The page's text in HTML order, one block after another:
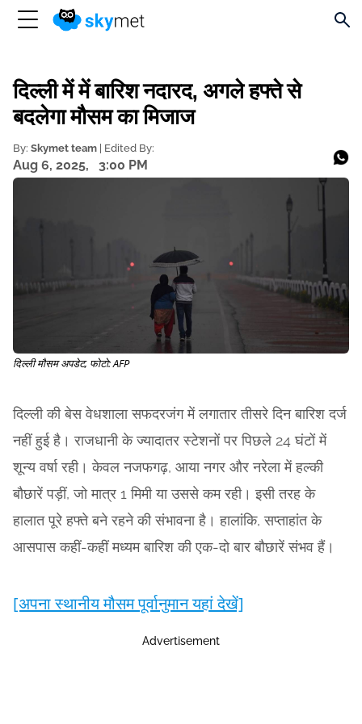
दिल्ली में में बारिश नदारद, अगले हफ्ते से
बदलेगा मौसम का मिजाज
By: Skymet team | Edited By:
Aug 6, 2025, 3:00 PM
दिल्ली मौसम अपडेट, फोटो: AFP
दिल्ली की बेस वेधशाला सफदरजंग में लगातार तीसरे दिन बारिश दर्ज
नहीं हुई है। राजधानी के ज्यादातर स्टेशनों पर पिछले 24 घंटों में
शून्य वर्षा रही। केवल नजफगढ़, आया नगर और नरेला में हल्की
बौछारें पड़ीं, जो मात्र 1 मिमी या उससे कम रही। इसी तरह के
हालात पूरे हफ्ते बने रहने की संभावना है। हालांकि, सप्ताहांत के
आसपास कहीं-कहीं मध्यम बारिश की एक-दो बार बौछारें संभव हैं।
[अपना स्थानीय मौसम पूर्वानुमान यहां देखें]
Advertisement